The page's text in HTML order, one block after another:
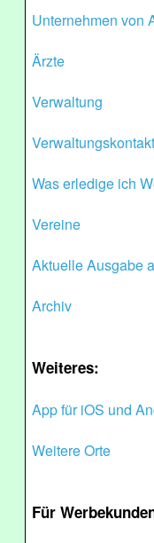
Unternehmen von
Ärzte
Verwaltung
Verwaltungskontakt
Was erledige ich
Vereine
Aktuelle Ausgabe
Archiv
Weiteres:
App für iOS und
Weitere Orte
Für